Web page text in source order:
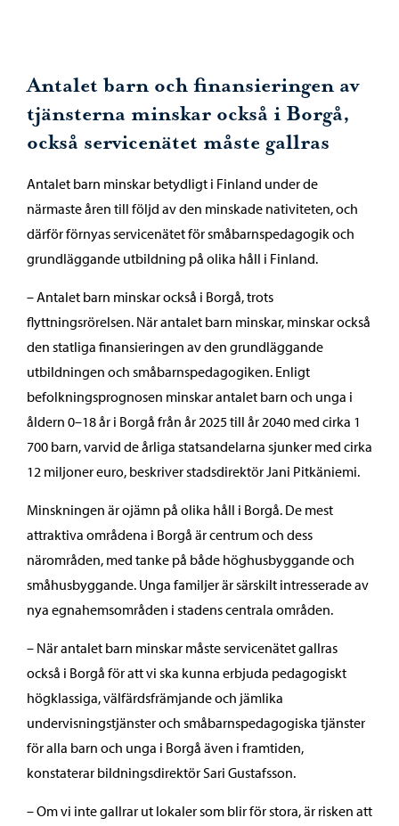
Antalet barn och finansieringen av
tjänsterna minskar också i Borgå,
också servicenätet måste gallras
Antalet barn minskar betydligt i Finland under de
närmaste åren till följd av den minskade nativiteten, och
därför förnyas servicenätet för småbarnspedagogik och
grundläggande utbildning på olika håll i Finland.
– Antalet barn minskar också i Borgå, trots
flyttningsrörelsen. När antalet barn minskar, minskar också
den statliga finansieringen av den grundläggande
utbildningen och småbarnspedagogiken. Enligt
befolkningsprognosen minskar antalet barn och unga i
åldern 0–18 år i Borgå från år 2025 till år 2040 med cirka 1
700 barn, varvid de årliga statsandelarna sjunker med cirka
12 miljoner euro, beskriver stadsdirektör Jani Pitkäniemi.
Minskningen är ojämn på olika håll i Borgå. De mest
attraktiva områdena i Borgå är centrum och dess
närområden, med tanke på både höghusbyggande och
småhusbyggande. Unga familjer är särskilt intresserade av
nya egnahemsområden i stadens centrala områden.
– När antalet barn minskar måste servicenätet gallras
också i Borgå för att vi ska kunna erbjuda pedagogiskt
högklassiga, välfärdsfrämjande och jämlika
undervisningstjänster och småbarnspedagogiska tjänster
för alla barn och unga i Borgå även i framtiden,
konstaterar bildningsdirektör Sari Gustafsson.
– Om vi inte gallrar ut lokaler som blir för stora, är risken att